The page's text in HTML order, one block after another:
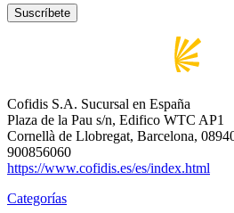
Cofidis S.A. Sucursal en España
Plaza de la Pau s/n, Edifico WTC AP1
Cornellà de Llobregat, Barcelona,
900856060
https://www.cofidis.es/es/index.html
Categorías